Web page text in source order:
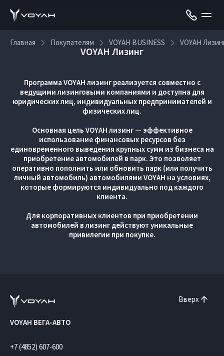
Главная Покупателям VOYAH BUSINESS VOYAH
VOYAH Лизинг
Программа VOYAH лизинг реализуется совместно с
ведущими лизинговыми компаниями и доступна для
юридических лиц, индивидуальных предпринимателей и
физических лиц.
Основная цель VOYAH лизинг — эффективное
использование финансовых ресурсов без
единовременного выведения крупных сумм из бизнеса на
приобретение автомобилей в парк. Это позволяет
оперативно пополнить или обновить парк (или получить
личный автомобиль) автомобилями VOYAH на условиях,
которые формируются индивидуально под каждого
клиента.
Для корпоративных клиентов при приобретении
автомобилей в лизинг действуют уникальные
привилегии при покупке.
Вверх
VOYAH ВЕГА-АВТО
+7 (4852) 607-600